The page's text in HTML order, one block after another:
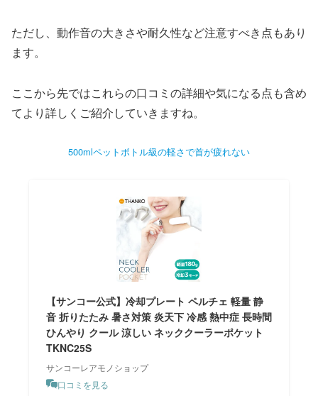
ただし、動作音の大きさや耐久性など注意すべき点もあり
ます。
ここから先ではこれらの口コミの詳細や気になる点も含め
てより詳しくご紹介していきますね。
500mlペットボトル級の軽さで首が疲れない
【サンコー公式】冷却プレート ペルチェ 軽量 静
音 折りたたみ 暑さ対策 炎天下 冷感 熱中症 長時間
ひんやり クール 涼しい ネッククーラーポケット
TKNC25S
サンコーレアモノショップ
口コミを見る